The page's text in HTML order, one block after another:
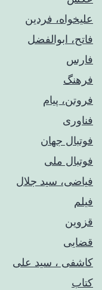
علیخواه، فردین
فاتح، ابوالفضل
فارس
فرهنگ
فروتن، پیام
فناوری
فوتبال جهان
فوتبال ملی
فیاضی، سید جلال
فیلم
قزوین
قضایی
کاشفی ، سید علی
کتاب